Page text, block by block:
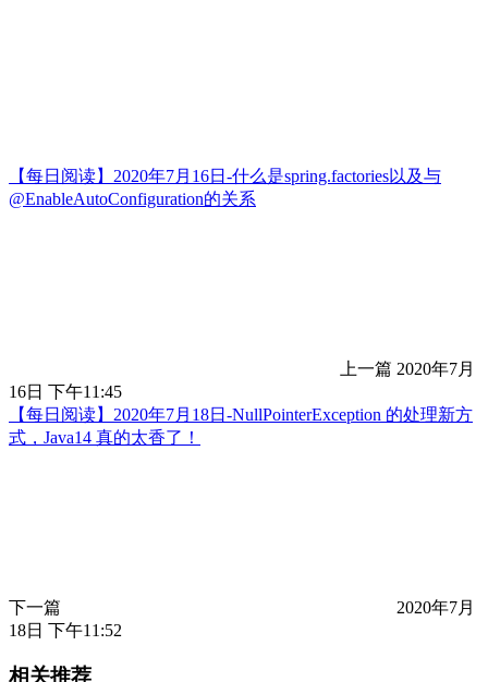
【每日阅读】2020年7月16日-什么是spring.factories以及与
@EnableAutoConfiguration的关系
上一篇 2020年7月
16日 下午11:45
【每日阅读】2020年7月18日-NullPointerException 的处理新方
式，Java14 真的太香了！
下一篇
2020年7月
18日 下午11:52
相关推荐